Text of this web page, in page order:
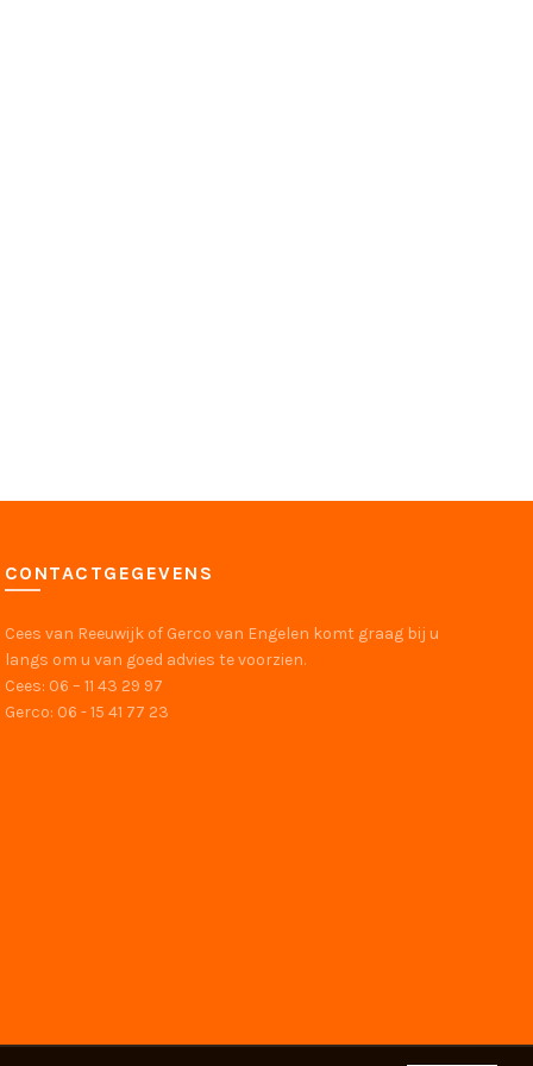
serre vaak al een speciaal plekje wordt van het huis
robuust
CONTACTGEGEVENS
Cees van Reeuwijk of Gerco van Engelen komt graag bij u
langs om u van goed advies te voorzien.
Cees: 06 – 11 43 29 97
Gerco: 06 - 15 41 77 23